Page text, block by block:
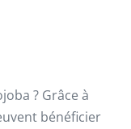
? Grâce à
bénéficier